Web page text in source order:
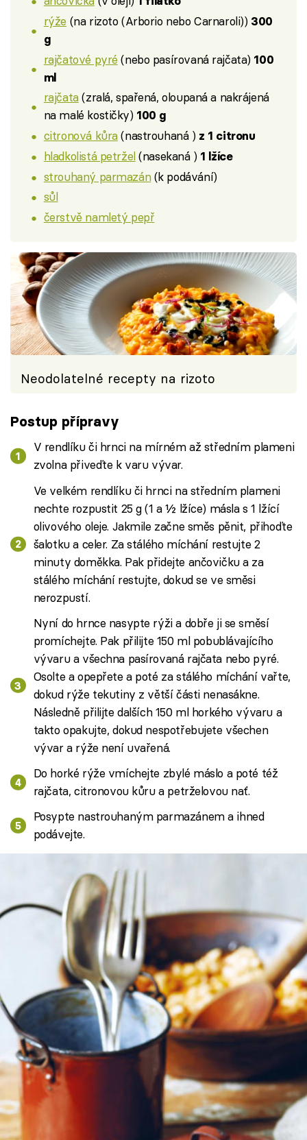
rýže (na rizoto (Arborio nebo Carnaroli)) 300
g
rajčatové pyré (nebo pasírovaná rajčata) 100
ml
rajčata(zralá, spařená, oloupaná a nakrájená
na malé kostičky) 100 g
citronová kůra(nastrouhaná ) z 1 citronu
hladkolistá petržel(nasekaná ) 1 lžíce
strouhaný parmazán(k podávání)
sůl
čerstvě namletý pepř
Neodolatelné recepty na rizoto
Postup přípravy
V rendlíku či hrnci na mírném až středním plameni
zvolna přiveďte k varu vývar.
Ve velkém rendlíku či hrnci na středním plameni
nechte rozpustit 25 g (1 a ½ lžíce) másla s 1 lžící
olivového oleje. Jakmile začne směs pěnit, přihoďte
šalotku a celer. Za stálého míchání restujte 2
minuty doměkka. Pak přidejte ančovičku a za
stálého míchání restujte, dokud se ve směsi
nerozpustí.
Nyní do hrnce nasypte rýži a dobře ji se směsí
promíchejte. Pak přilijte 150 ml pobublávajícího
vývaru a všechna pasírovaná rajčata nebo pyré.
Osolte a opepřete a poté za stálého míchání vařte,
dokud rýže tekutiny z větší části nenasákne.
Následně přilijte dalších 150 ml horkého vývaru a
takto opakujte, dokud nespotřebujete všechen
vývar a rýže není uvařená.
Do horké rýže vmíchejte zbylé máslo a poté též
rajčata, citronovou kůru a petrželovou nať.
Posypte nastrouhaným parmazánem a ihned
podávejte.